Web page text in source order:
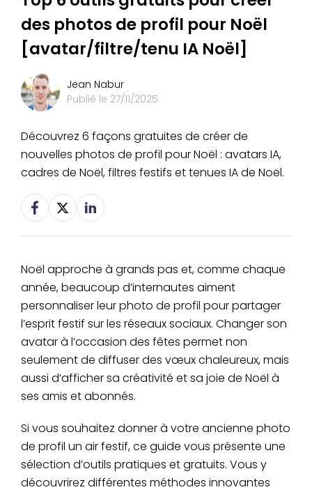
des photos de profil pour Noël
[avatar/filtre/tenu IA Noël]
Jean Nabur
Publié le 27/11/2025
Découvrez 6 façons gratuites de créer de
nouvelles photos de profil pour Noël : avatars IA,
cadres de Noël, filtres festifs et tenues IA de Noël.
Noël approche à grands pas et, comme chaque
année, beaucoup d’internautes aiment
personnaliser leur photo de profil pour partager
l’esprit festif sur les réseaux sociaux. Changer son
avatar à l’occasion des fêtes permet non
seulement de diffuser des vœux chaleureux, mais
aussi d’afficher sa créativité et sa joie de Noël à
ses amis et abonnés.
Si vous souhaitez donner à votre ancienne photo
de profil un air festif, ce guide vous présente une
sélection d’outils pratiques et gratuits. Vous y
découvrirez différentes méthodes innovantes